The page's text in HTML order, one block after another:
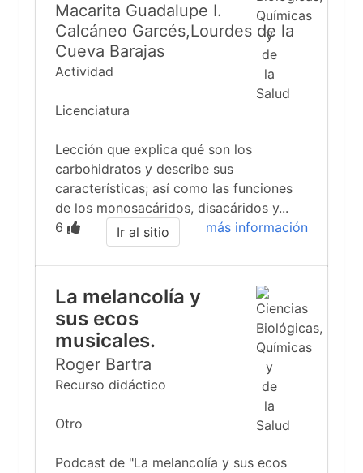
Macarita Guadalupe I.
Calcáneo Garcés,Lourdes de la
Cueva Barajas
Actividad
Licenciatura
Lección que explica qué son los
carbohidratos y describe sus
características; así como las funciones
de los monosacáridos, disacáridos y...
6
más información
Ir al sitio
La melancolía y
sus ecos
musicales.
Roger Bartra
Recurso didáctico
Otro
Podcast de "La melancolía y sus ecos